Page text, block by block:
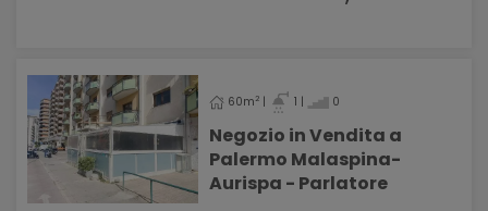
60m2 | 1 | 0
Negozio in Vendita a
Palermo Malaspina-
Aurispa - Parlatore